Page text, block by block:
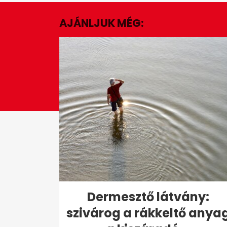
54
0%
AJÁNLJUK MÉG:
Dermesztő látvány:
szivárog a rákkeltő